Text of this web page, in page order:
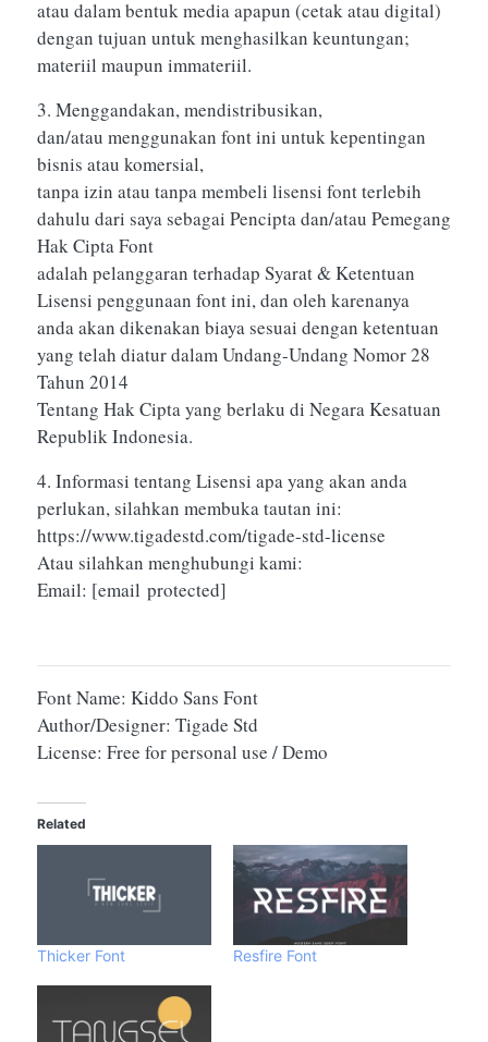
atau dalam bentuk media apapun (cetak atau digital)
dengan tujuan untuk menghasilkan keuntungan;
materiil maupun immateriil.
3. Menggandakan, mendistribusikan,
dan/atau menggunakan font ini untuk kepentingan
bisnis atau komersial,
tanpa izin atau tanpa membeli lisensi font terlebih
dahulu dari saya sebagai Pencipta dan/atau Pemegang
Hak Cipta Font
adalah pelanggaran terhadap Syarat & Ketentuan
Lisensi penggunaan font ini, dan oleh karenanya
anda akan dikenakan biaya sesuai dengan ketentuan
yang telah diatur dalam Undang-Undang Nomor 28
Tahun 2014
Tentang Hak Cipta yang berlaku di Negara Kesatuan
Republik Indonesia.
4. Informasi tentang Lisensi apa yang akan anda
perlukan, silahkan membuka tautan ini:
https://www.tigadestd.com/tigade-std-license
Atau silahkan menghubungi kami:
Email: [email protected]
Font Name: Kiddo Sans Font
Author/Designer: Tigade Std
License: Free for personal use / Demo
Related
Thicker Font Resfire Font